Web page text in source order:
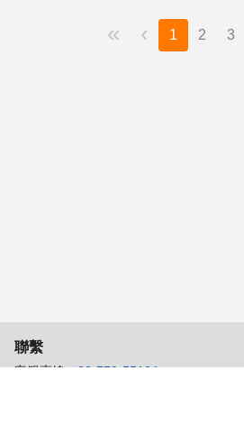
« ‹ 1 2 3
聯繫
客服專線：02-772-55104